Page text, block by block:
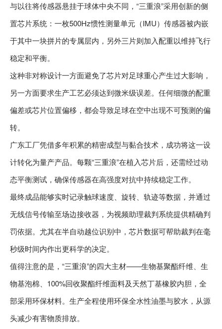
与以往将传感器悬挂于球体中央不同，“三重浪”采用创新的侧
置芯片系统：一枚500Hz惯性测量单元（IMU）传感器被内嵌
于其中一块拼片的专属层内，另外三片则加入配重以维持飞行
稳定和平衡。
这种非对称设计一方面避免了芯片对足球重心产生过大影响，
另一方面要求生产工艺必须达到微米级误差。任何细微的配重
偏差或芯片位置偏移，都会导致足球在空中出现不可预测的偏
转。
广东工厂凭借多年积累的精密成型与黏合技术，成功将这一设
计转化为量产产品。每颗“三重浪”在植入芯片后，还需经过动
态平衡测试，确保传感器在高强度对抗中持续稳定工作。
最终成品能够实时记录触球速度、旋转、轨迹等数据，并通过
无线信号传输至场边接收器，为视频助理裁判系统提供精确判
罚依据。尤其在半自动越位识别中，芯片数据可帮助裁判在毫
秒级时间内作出更科学的决定。
值得注意的是，“三重浪”的四大主材——生物基聚酯纤维、生
物基泡棉、100%回收聚酯纤维面料及天然丁基橡胶内胆，全
部采用环保材料。生产全程使用环保全水性油墨与胶水，从源
头减少有害物质排放。